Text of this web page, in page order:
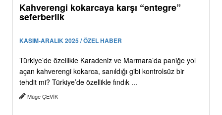
Kahverengi kokarcaya karşı “entegre”
seferberlik
KASIM-ARALIK 2025 / ÖZEL HABER
Türkiye’de özellikle Karadeniz ve Marmara’da paniğe yol
açan kahverengi kokarca, sanıldığı gibi kontrolsüz bir
tehdit mi? Türkiye’de özellikle fındık ...
Müge ÇEVİK